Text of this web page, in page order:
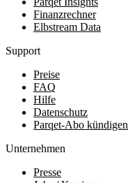
Finanzrechner
Elbstream Data
Support
Preise
FAQ
Hilfe
Datenschutz
Parqet-Abo kündigen
Unternehmen
Presse